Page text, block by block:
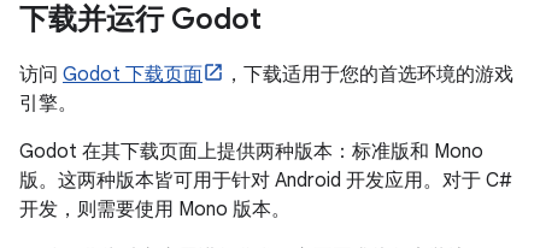
下载并运行 Godot
访问 Godot 下载页面
，下载适用于您的首选环境的游戏
引擎。
Godot 在其下载页面上提供两种版本：标准版和 Mono
版。这两种版本皆可用于针对 Android 开发应用。对于 C#
开发，则需要使用 Mono 版本。